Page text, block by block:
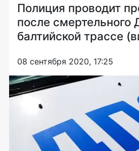
Полиция проводит
после смертельного
балтийской трассе
08 сентября 2020, 17:25